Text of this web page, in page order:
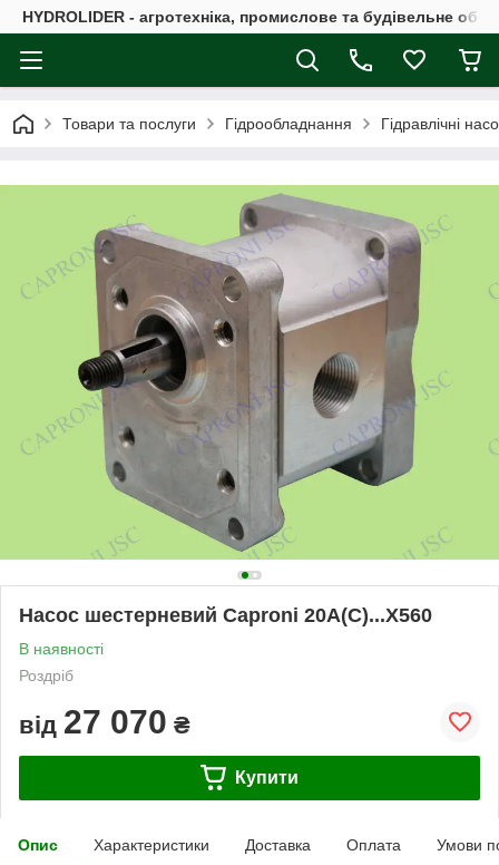
HYDROLIDER - агротехніка, промислове та будівельне
Товари та послуги Гідрообладнання Гідравлічні
Насос шестерневий Caproni 20A(C)...X560
В наявності
Роздріб
від 27 070 ₴
Купити
Опис Характеристики Доставка Оплата Умови